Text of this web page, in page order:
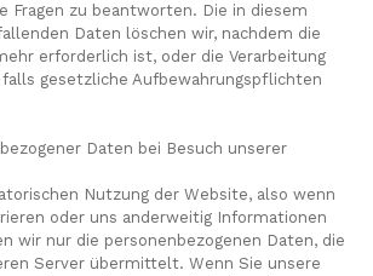
Fragen zu beantworten. Die in diesem
Daten löschen wir, nachdem die
erforderlich ist, oder die Verarbeitung
gesetzliche Aufbewahrungspflichten
Daten bei Besuch unserer
Nutzung der Website, also wenn
oder uns anderweitig Informationen
wir nur die personenbezogenen Daten, die
Server übermittelt. Wenn Sie unsere